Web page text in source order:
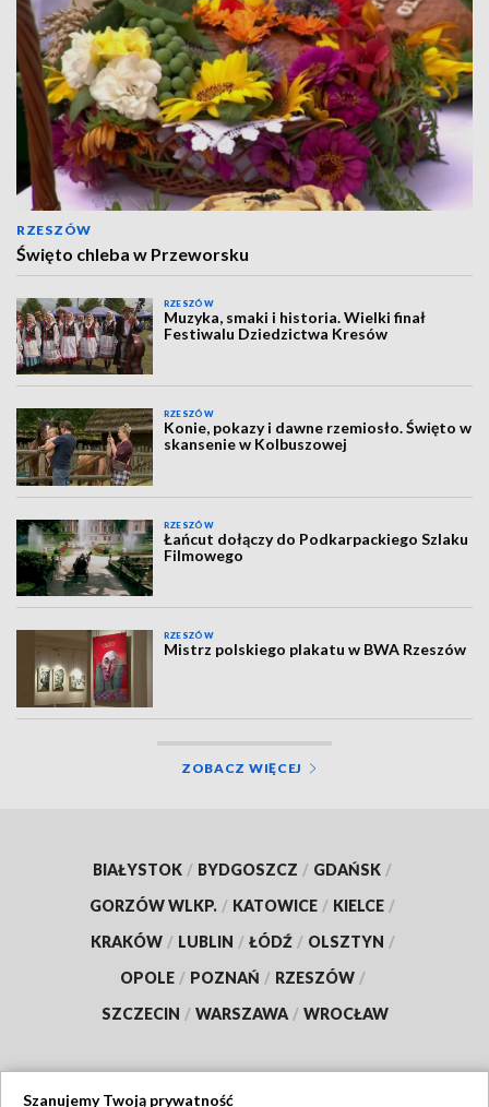
RZESZÓW
Święto chleba w Przeworsku
RZESZÓW
Muzyka, smaki i historia. Wielki finał
Festiwalu Dziedzictwa Kresów
RZESZÓW
Konie, pokazy i dawne rzemiosło. Święto w
skansenie w Kolbuszowej
RZESZÓW
Łańcut dołączy do Podkarpackiego Szlaku
Filmowego
RZESZÓW
Mistrz polskiego plakatu w BWA Rzeszów
ZOBACZ WIĘCEJ
BIAŁYSTOK / BYDGOSZCZ / GDAŃSK /
GORZÓW WLKP. / KATOWICE / KIELCE /
KRAKÓW / LUBLIN / ŁÓDŹ / OLSZTYN /
OPOLE / POZNAŃ / RZESZÓW /
SZCZECIN / WARSZAWA / WROCŁAW
Szanujemy Twoją prywatność